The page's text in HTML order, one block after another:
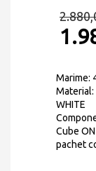
Marime:
Material:
WHITE
Cube
pachet